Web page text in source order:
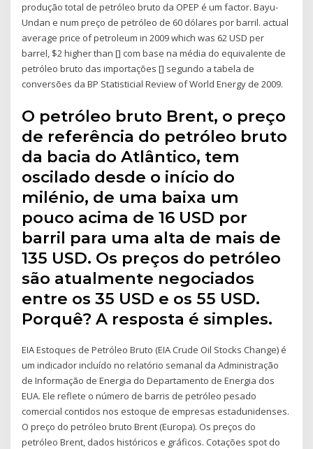
produção total de petróleo bruto da OPEP é um factor. Bayu-
Undan e num preço de petróleo de 60 dólares por barril. actual
average price of petroleum in 2009 which was 62 USD per
barrel, $2 higher than [] com base na média do equivalente de
petróleo bruto das importações [] segundo a tabela de
conversões da BP Statisticial Review of World Energy de 2009.
O petróleo bruto Brent, o preço
de referência do petróleo bruto
da bacia do Atlântico, tem
oscilado desde o início do
milénio, de uma baixa um
pouco acima de 16 USD por
barril para uma alta de mais de
135 USD. Os preços do petróleo
são atualmente negociados
entre os 35 USD e os 55 USD.
Porquê? A resposta é simples.
EIA Estoques de Petróleo Bruto (EIA Crude Oil Stocks Change) é
um indicador incluído no relatório semanal da Administração
de Informação de Energia do Departamento de Energia dos
EUA. Ele reflete o número de barris de petróleo pesado
comercial contidos nos estoque de empresas estadunidenses.
O preço do petróleo bruto Brent (Europa). Os preços do
petróleo Brent, dados históricos e gráficos. Cotações spot do